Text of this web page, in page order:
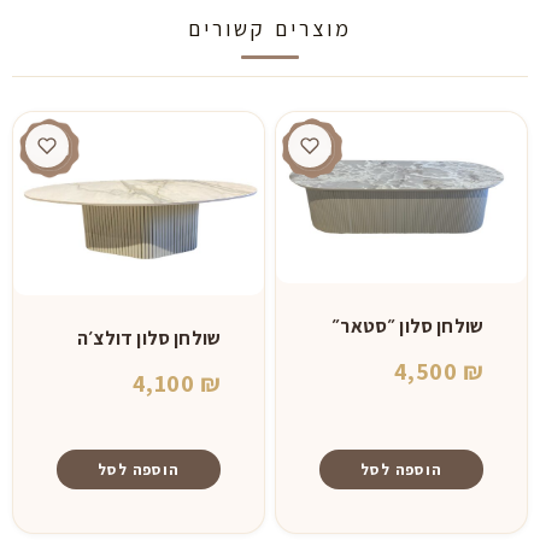
מוצרים קשורים
שולחן סלון ״סטאר״
4,500 ₪
הוספה לסל
שולחן סלון דולצ׳ה
4,100 ₪
הוספה לסל